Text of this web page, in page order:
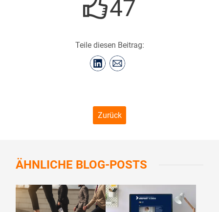
47
Teile diesen Beitrag:
Zurück
ÄHNLICHE BLOG-POSTS